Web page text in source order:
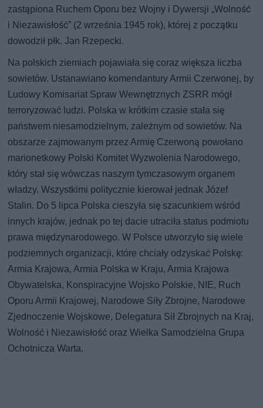
zastąpiona Ruchem Oporu bez Wojny i Dywersji „Wolność
i Niezawisłość” (2 września 1945 rok), której z początku
dowodził płk. Jan Rzepecki.
Na polskich ziemiach pojawiała się coraz większa liczba
sowietów. Ustanawiano komendantury Armii Czerwonej, by
Ludowy Komisariat Spraw Wewnętrznych ZSRR mógł
terroryzować ludzi. Polska w krótkim czasie stała się
państwem niesamodzielnym, zależnym od sowietów. Na
obszarze zajmowanym przez Armię Czerwoną powołano
marionetkowy Polski Komitet Wyzwolenia Narodowego,
który stał się wówczas naszym tymczasowym organem
władzy. Wszystkimi politycznie kierował jednak Józef
Stalin. Do 5 lipca Polska cieszyła się szacunkiem wśród
innych krajów, jednak po tej dacie utraciła status podmiotu
prawa międzynarodowego. W Polsce utworzyło się wiele
podziemnych organizacji, które chciały odzyskać Polskę:
Armia Krajowa, Armia Polska w Kraju, Armia Krajowa
Obywatelska, Konspiracyjne Wojsko Polskie, NIE, Ruch
Oporu Armii Krajowej, Narodowe Siły Zbrojne, Narodowe
Zjednoczenie Wojskowe, Delegatura Sił Zbrojnych na Kraj,
Wolność i Niezawisłość oraz Wielka Samodzielna Grupa
Ochotnicza Warta.